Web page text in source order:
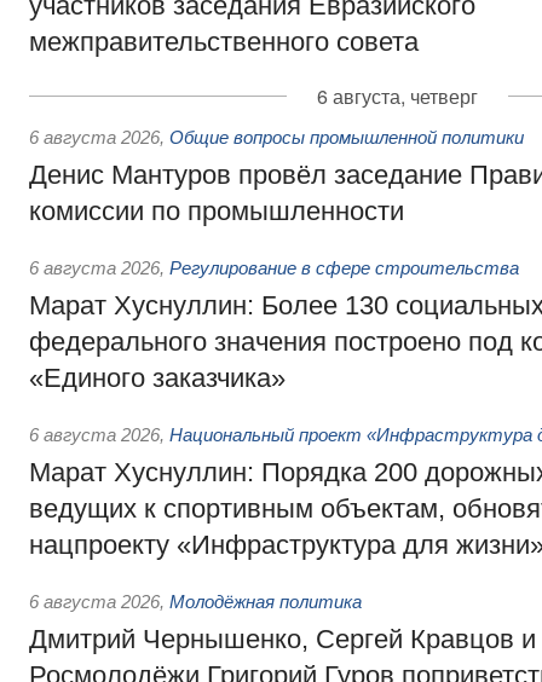
межправительственного совета
6 августа, четверг
6 августа 2026, Общие вопросы промышленной политики
Денис Мантуров провёл заседание
комиссии по промышленности
6 августа 2026, Регулирование в сфере строительства
Марат Хуснуллин: Более 130
федерального значения построено под
«Единого заказчика»
6 августа 2026, Национальный проект «Инфраструктура
Марат Хуснуллин: Порядка 200
ведущих к спортивным объектам,
нацпроекту «Инфраструктура для
6 августа 2026, Молодёжная политика
Дмитрий Чернышенко, Сергей Кравцов и
Росмолодёжи Григорий Гуров